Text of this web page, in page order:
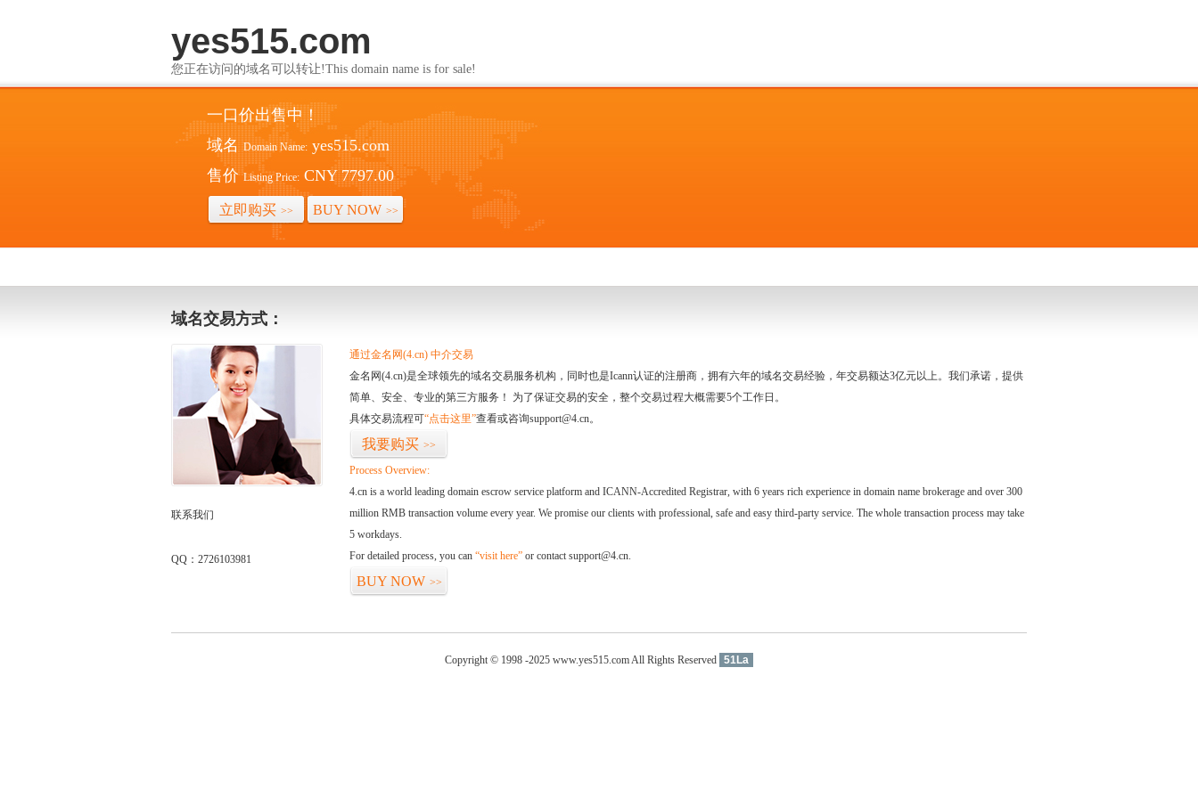
yes515.com
您正在访问的域名可以转让!This domain name is for sale!
一口价出售中！
域名 Domain Name: yes515.com
售价 Listing Price: CNY 7797.00
立即购买 >> BUY NOW >>
域名交易方式：
联系我们
QQ：2726103981
通过金名网(4.cn) 中介交易
金名网(4.cn)是全球领先的域名交易服务机构，同时也是Icann认证的注册商，拥有六年的域名交易经验，年交易额达3亿元以上。我们承诺，提供
简单、安全、专业的第三方服务！ 为了保证交易的安全，整个交易过程大概需要5个工作日。
具体交易流程可“点击这里”查看或咨询support@4.cn。
我要购买 >>
Process Overview:
4.cn is a world leading domain escrow service platform and ICANN-Accredited Registrar, with 6 years rich experience in domain name brokerage and over 300
million RMB transaction volume every year. We promise our clients with professional, safe and easy third-party service. The whole transaction process may take
5 workdays.
For detailed process, you can “visit here” or contact support@4.cn.
BUY NOW >>
Copyright © 1998 -2025 www.yes515.com All Rights Reserved 51La